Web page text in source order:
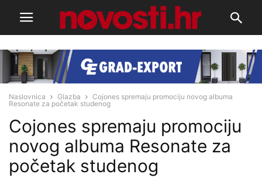
Naslovnica Glazba
Cojones spremaju promociju novog albuma
Resonate za početak studenog
Cojones spremaju promociju
novog albuma Resonate za
početak studenog